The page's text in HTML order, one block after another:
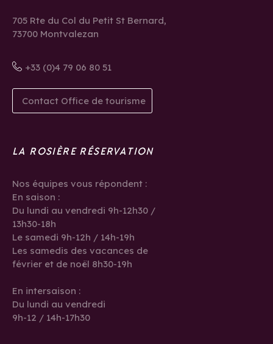
705 Rte du Col du Petit St Bernard,
73700 Montvalezan
+33 (0)4 79 06 80 51
Contact Office de tourisme
LA ROSIÈRE RÉSERVATION
Nos équipes vous répondent :
En saison :
Du lundi au vendredi 9h-12h30 /
13h30-18h
Le samedi 9h-12h / 14h-19h
Les samedis des vacances de
février et de noël 8h30-19h
En intersaison :
Du lundi au vendredi
9h-12 / 14h-17h30